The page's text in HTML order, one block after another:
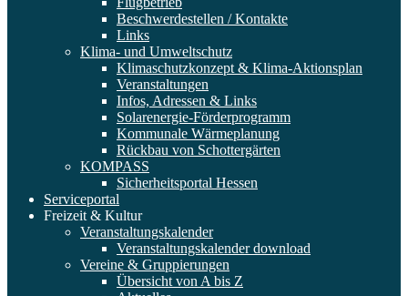
Beschwerdestellen / Kontakte
Links
Klima- und Umweltschutz
Klimaschutzkonzept & Klima-Aktionsplan
Veranstaltungen
Infos, Adressen & Links
Solarenergie-Förderprogramm
Kommunale Wärmeplanung
Rückbau von Schottergärten
KOMPASS
Sicherheitsportal Hessen
Serviceportal
Freizeit & Kultur
Veranstaltungskalender
Veranstaltungskalender download
Vereine & Gruppierungen
Übersicht von A bis Z